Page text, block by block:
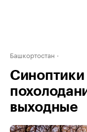
Башкортостан
Синоптики
выходные